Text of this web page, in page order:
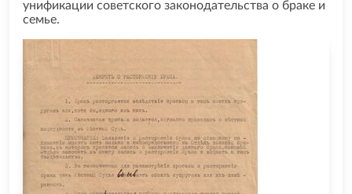
унификации советского законодательства о браке и
семье.